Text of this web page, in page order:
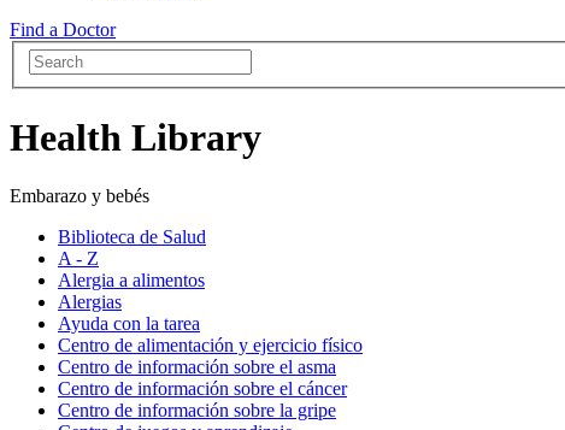
Find a Doctor
Health Library
Embarazo y bebés
Biblioteca de Salud
A - Z
Alergia a alimentos
Alergias
Ayuda con la tarea
Centro de alimentación y ejercicio físico
Centro de información sobre el asma
Centro de información sobre el cáncer
Centro de información sobre la gripe